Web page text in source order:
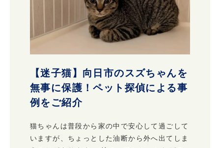
【迷子猫】向日市のスズちゃんを
無事に保護！ペット探偵による事
例をご紹介
猫ちゃんは普段から家の中で安心して過ごして
いますが、ちょっとした油断から外へ出てしま